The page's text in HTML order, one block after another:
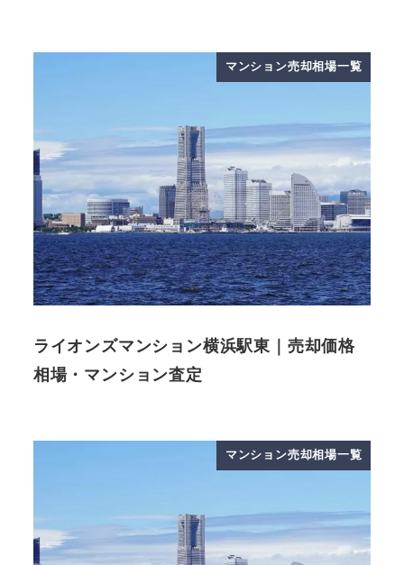
マンション売却相場一覧
ライオンズマンション横浜駅東｜売却価格
相場・マンション査定
マンション売却相場一覧